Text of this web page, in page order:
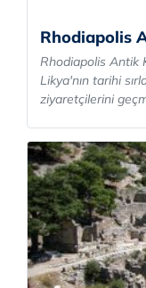
Rhodiapolis
Rhodiapolis Antik
Likya'nın tarihi
ziyaretçilerini